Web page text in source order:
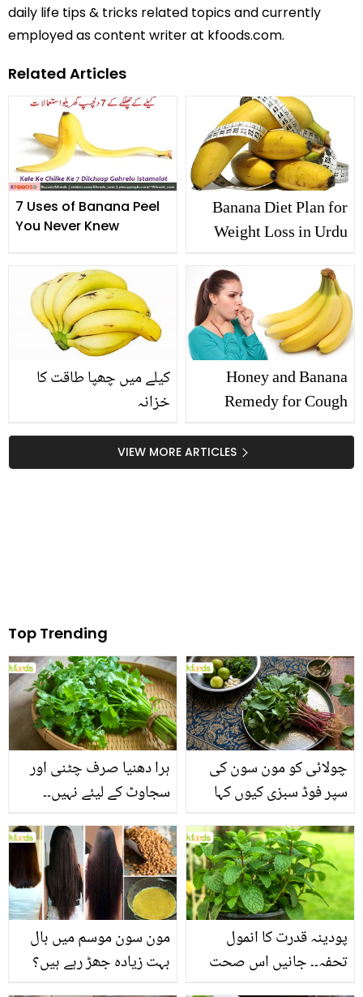
daily life tips & tricks related topics and currently
employed as content writer at kfoods.com.
Related Articles
7 Uses of Banana Peel
You Never Knew
Banana Diet Plan for
Weight Loss in Urdu
کیلے میں چھپا طاقت کا
خزانہ
Honey and Banana
Remedy for Cough
VIEW MORE ARTICLES
Top Trending
ہرا دھنیا صرف چٹنی اور
سجاوٹ کے لیئے نہیں۔۔
انگیز فوائد جو شاید ہی آپ
کو معلوم ہوں
چولائی کو مون سون کی
سپر فوڈ سبزی کیوں کہا
منرلز اور اینٹی آکسیڈنٹس
سے بھرپور اس سبزی کے
فائدے
مون سون موسم میں بال
بہت زیادہ جھڑ رہے ہیں؟
پودینہ قدرت کا انمول
تحفہ۔۔ جانیں اس صحت